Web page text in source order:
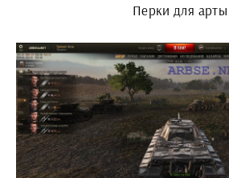
Перки для арты